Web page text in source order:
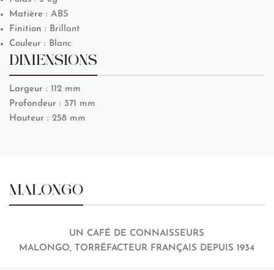
Matière : ABS
Finition : Brillant
Couleur : Blanc
DIMENSIONS
Largeur : 112 mm
Profondeur : 371 mm
Hauteur : 258 mm
MALONGO
UN CAFÉ DE CONNAISSEURS
MALONGO, TORRÉFACTEUR FRANÇAIS DEPUIS 1934